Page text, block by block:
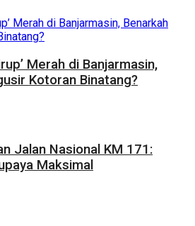
Merah di Banjarmasin,
Kotoran Binatang?
Jalan Nasional KM 171:
Maksimal